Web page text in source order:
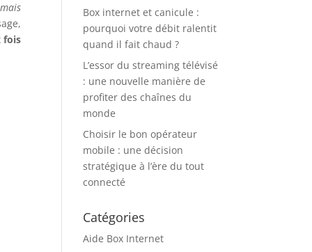
fois
Box internet et canicule :
pourquoi votre débit ralentit
quand il fait chaud ?
L’essor du streaming télévisé
: une nouvelle manière de
profiter des chaînes du
monde
Choisir le bon opérateur
mobile : une décision
stratégique à l’ère du tout
connecté
Catégories
Aide Box Internet